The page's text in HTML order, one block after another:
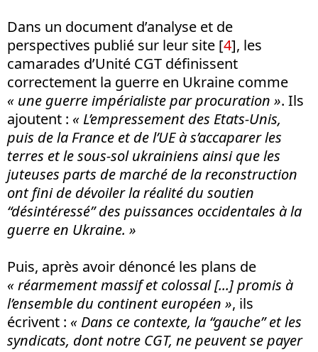
Dans un document d’analyse et de
perspectives publié sur leur site [4], les
camarades d’Unité CGT définissent
correctement la guerre en Ukraine comme
« une guerre impérialiste par procuration ». Ils
ajoutent : « L’empressement des Etats-Unis,
puis de la France et de l’UE à s’accaparer les
terres et le sous-sol ukrainiens ainsi que les
juteuses parts de marché de la reconstruction
ont fini de dévoiler la réalité du soutien
“désintéressé” des puissances occidentales à la
guerre en Ukraine. »
Puis, après avoir dénoncé les plans de
« réarmement massif et colossal [...] promis à
l’ensemble du continent européen », ils
écrivent : « Dans ce contexte, la “gauche” et les
syndicats, dont notre CGT, ne peuvent se payer